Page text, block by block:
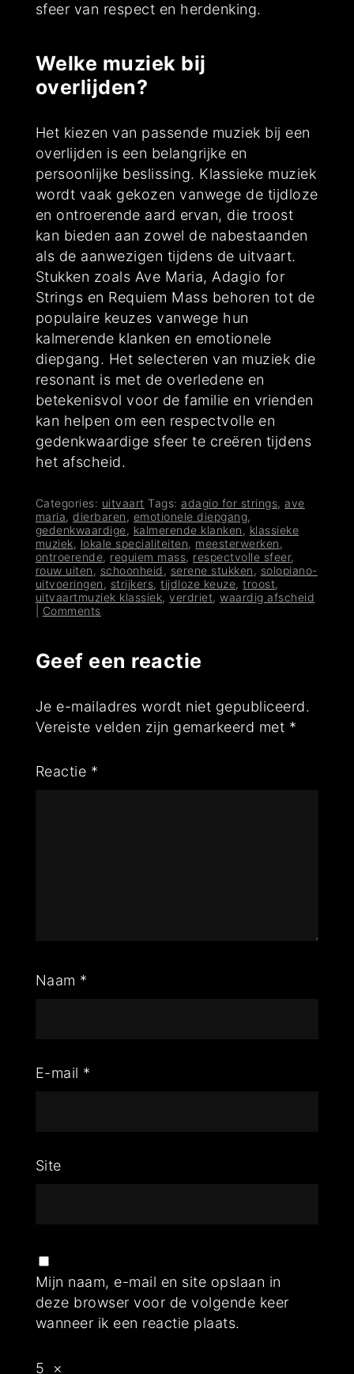
sfeer van respect en herdenking.
Welke muziek bij
overlijden?
Het kiezen van passende muziek bij een
overlijden is een belangrijke en
persoonlijke beslissing. Klassieke muziek
wordt vaak gekozen vanwege de tijdloze
en ontroerende aard ervan, die troost
kan bieden aan zowel de nabestaanden
als de aanwezigen tijdens de uitvaart.
Stukken zoals Ave Maria, Adagio for
Strings en Requiem Mass behoren tot de
populaire keuzes vanwege hun
kalmerende klanken en emotionele
diepgang. Het selecteren van muziek die
resonant is met de overledene en
betekenisvol voor de familie en vrienden
kan helpen om een respectvolle en
gedenkwaardige sfeer te creëren tijdens
het afscheid.
Categories: uitvaart Tags: adagio for strings, ave
maria,dierbaren , emotionele diepgang,
gedenkwaardige, kalmerende klanken , klassieke
muziek, lokale specialiteiten, meesterwerken ,
ontroerende, requiem mass, respectvolle sfeer,
rouw uiten , schoonheid , serene stukken , solopiano-
uitvoeringen , strijkers,tijdloze keuze,troost,
uitvaartmuziek klassiek,verdriet,waardig afscheid
Comments
Geef een reactie
Je e-mailadres wordt niet gepubliceerd.
Vereiste velden zijn gemarkeerd met *
Reactie *
Naam *
E-mail *
Site
Mijn naam, e-mail en site opslaan in
deze browser voor de volgende keer
wanneer ik een reactie plaats.
5 ×